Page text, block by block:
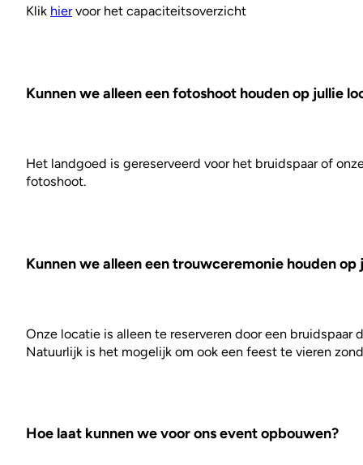
Klik hiervoor het capaciteitsoverzicht
Kunnen we alleen een fotoshoot houden op jullie
Het landgoed is gereserveerd voor het bruidspaar of
fotoshoot.
Kunnen we alleen een trouwceremonie houden op
Onze locatie is alleen te reserveren door een
Natuurlijk is het mogelijk om ook een feest te vieren
Hoe laat kunnen we voor ons event opbouwen?